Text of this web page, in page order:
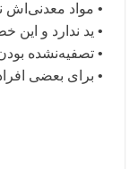
• مواد معدنی‌اش
• ید ندارد و این
• تصفیه‌نشده
• برای بعضی